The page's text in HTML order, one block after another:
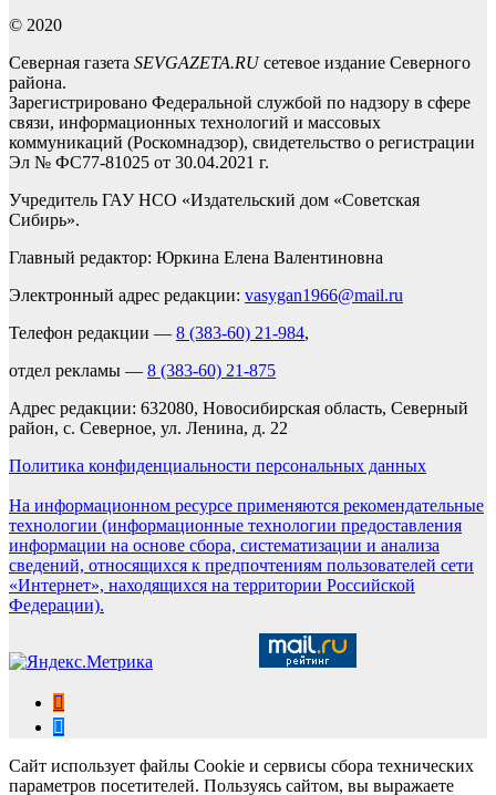
© 2020
Северная газета SEVGAZETA.RUсетевое издание Северного
района.
Зарегистрировано Федеральной службой по надзору в сфере
связи, информационных технологий и массовых
коммуникаций (Роскомнадзор), свидетельство о регистрации
Эл № ФС77-81025 от 30.04.2021 г.
Учредитель ГАУ НСО «Издательский дом «Советская
Сибирь».
Главный редактор: Юркина Елена Валентиновна
Электронный адрес редакции: vasygan1966@mail.ru
Телефон редакции — 8 (383-60) 21-984,
отдел рекламы — 8 (383-60) 21-875
Адрес редакции: 632080, Новосибирская область, Северный
район, с. Северное, ул. Ленина, д. 22
Политика конфиденциальности персональных данных
На информационном ресурсе применяются рекомендательные
технологии (информационные технологии предоставления
информации на основе сбора, систематизации и анализа
сведений, относящихся к предпочтениям пользователей сети
«Интернет», находящихся на территории Российской
Федерации).
Сайт использует файлы Cookie и сервисы сбора технических
параметров посетителей. Пользуясь сайтом, вы выражаете